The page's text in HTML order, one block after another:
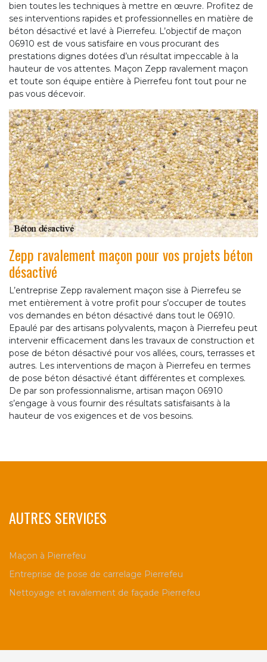
bien toutes les techniques à mettre en œuvre. Profitez de
ses interventions rapides et professionnelles en matière de
béton désactivé et lavé à Pierrefeu. L’objectif de maçon
06910 est de vous satisfaire en vous procurant des
prestations dignes dotées d’un résultat impeccable à la
hauteur de vos attentes. Maçon Zepp ravalement maçon
et toute son équipe entière à Pierrefeu font tout pour ne
pas vous décevoir.
Zepp ravalement maçon pour vos projets béton
désactivé
L’entreprise Zepp ravalement maçon sise à Pierrefeu se
met entièrement à votre profit pour s’occuper de toutes
vos demandes en béton désactivé dans tout le 06910.
Epaulé par des artisans polyvalents, maçon à Pierrefeu peut
intervenir efficacement dans les travaux de construction et
pose de béton désactivé pour vos allées, cours, terrasses et
autres. Les interventions de maçon à Pierrefeu en termes
de pose béton désactivé étant différentes et complexes.
De par son professionnalisme, artisan maçon 06910
s’engage à vous fournir des résultats satisfaisants à la
hauteur de vos exigences et de vos besoins.
AUTRES SERVICES
Maçon à Pierrefeu
Entreprise de pose de carrelage Pierrefeu
Nettoyage et ravalement de façade Pierrefeu